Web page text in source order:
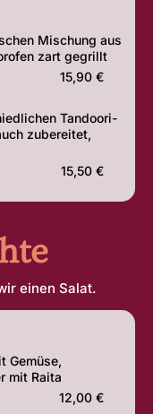
Mischung aus
zart gegrillt
15,90 €
Tandoori-
zubereitet,
15,50 €
einen Salat.
Gemüse,
mit Raita
12,00 €